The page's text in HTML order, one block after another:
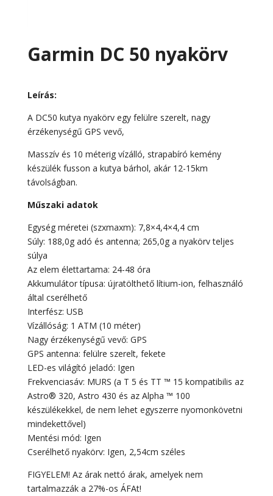
Garmin DC 50 nyakörv
Leírás:
A DC50 kutya nyakörv egy felülre szerelt, nagy
érzékenységű GPS vevő,
Masszív és 10 méterig vízálló, strapabíró kemény
készülék fusson a kutya bárhol, akár 12-15km
távolságban.
Műszaki adatok
Egység méretei (szxmaxm): 7,8×4,4×4,4 cm
Súly: 188,0g adó és antenna; 265,0g a nyakörv teljes
súlya
Az elem élettartama: 24-48 óra
Akkumulátor típusa: újratölthető lítium-ion, felhasználó
által cserélhető
Interfész: USB
Vízállóság: 1 ATM (10 méter)
Nagy érzékenységű vevő: GPS
GPS antenna: felülre szerelt, fekete
LED-es világító jeladó: Igen
Frekvenciasáv: MURS (a T 5 és TT ™ 15 kompatibilis az
Astro® 320, Astro 430 és az Alpha ™ 100
készülékekkel, de nem lehet egyszerre nyomonkövetni
mindekettővel)
Mentési mód: Igen
Cserélhető nyakörv: Igen, 2,54cm széles
FIGYELEM! Az árak nettó árak, amelyek nem
tartalmazzák a 27%-os ÁFAt!